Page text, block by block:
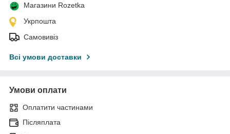
Магазини Rozetka
Укрпошта
Самовивіз
Всі умови доставки
Умови оплати
Оплатити частинами
Післяплата